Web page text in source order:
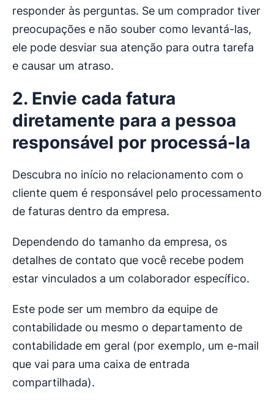
responder às perguntas. Se um comprador tiver
preocupações e não souber como levantá-las,
ele pode desviar sua atenção para outra tarefa
e causar um atraso.
2. Envie cada fatura
diretamente para a pessoa
responsável por processá-la
Descubra no início no relacionamento com o
cliente quem é responsável pelo processamento
de faturas dentro da empresa.
Dependendo do tamanho da empresa, os
detalhes de contato que você recebe podem
estar vinculados a um colaborador específico.
Este pode ser um membro da equipe de
contabilidade ou mesmo o departamento de
contabilidade em geral (por exemplo, um e-mail
que vai para uma caixa de entrada
compartilhada).